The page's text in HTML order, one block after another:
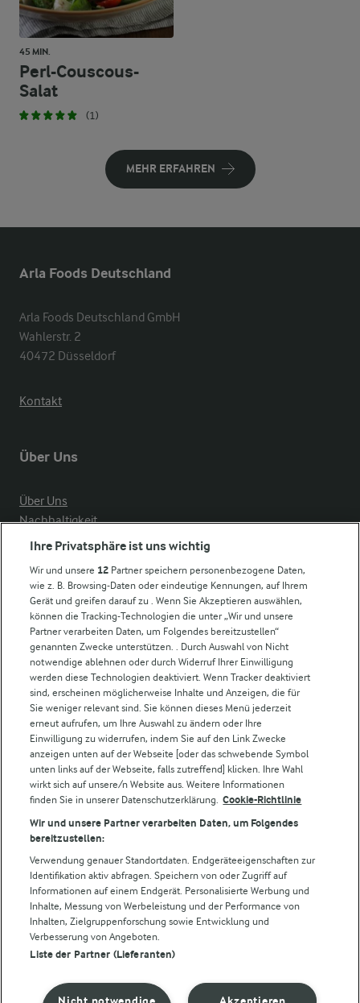
45 MIN.
Perl-Couscous-
Salat
(1)
MEHR ERFAHREN
Arla Foods Deutschland
Arla Foods Deutschland GmbH
Wahlerstr. 2
40472 Düsseldorf
Kontakt
Über Uns
Über Uns
Nachhaltigkeit
Compliance
Arla in anderen Ländern
Weitere Arla Websites
Castello
Lurpak
Arla Pro
Für unsere Landwirt:innen
Folge uns!
Cookie Wahl wieder öffnen
Ihre Privatsphäre ist uns wichtig
Wir und unsere 12 Partner speichern personenbezogene Daten,
wie z. B. Browsing-Daten oder eindeutige Kennungen, auf Ihrem
Gerät und greifen darauf zu . Wenn Sie Akzeptieren auswählen,
können die Tracking-Technologien die unter „Wir und unsere
Partner verarbeiten Daten, um Folgendes bereitzustellen“
genannten Zwecke unterstützen. . Durch Auswahl von Nicht
notwendige ablehnen oder durch Widerruf Ihrer Einwilligung
werden diese Technologien deaktiviert. Wenn Tracker deaktiviert
sind, erscheinen möglicherweise Inhalte und Anzeigen, die für
Sie weniger relevant sind. Sie können dieses Menü jederzeit
erneut aufrufen, um Ihre Auswahl zu ändern oder Ihre
Einwilligung zu widerrufen, indem Sie auf den Link Zwecke
anzeigen unten auf der Webseite [oder das schwebende Symbol
unten links auf der Webseite, falls zutreffend] klicken. Ihre Wahl
wirkt sich auf unsere/n Website aus. Weitere Informationen
finden Sie in unserer Datenschutzerklärung. Cookie-Richtlinie
Wir und unsere Partner verarbeiten Daten, um Folgendes
bereitzustellen:
Verwendung genauer Standortdaten. Endgeräteeigenschaften zur
Identifikation aktiv abfragen. Speichern von oder Zugriff auf
Informationen auf einem Endgerät. Personalisierte Werbung und
Inhalte, Messung von Werbeleistung und der Performance von
Inhalten, Zielgruppenforschung sowie Entwicklung und
Verbesserung von Angeboten.
Liste der Partner (Lieferanten)